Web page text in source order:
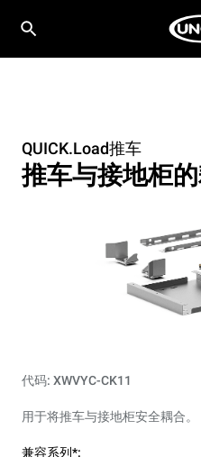
QUICK.Load推车
推车与接地柜
代码: XWVYC-CK11
用于将推车与接地柜安全耦合。
兼容系列*: